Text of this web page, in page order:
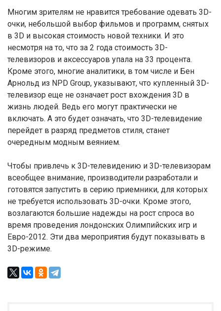
Многим зрителям не нравится требование одевать 3D-
очки, небольшой выбор фильмов и программ, снятых
в 3D и высокая стоимость новой техники. И это
несмотря на то, что за 2 года стоимость 3D-
телевизоров и аксессуаров упала на 33 процента.
Кроме этого, многие аналитики, в том числе и Бен
Арнольд из NPD Group, указывают, что купленный 3D-
телевизор еще не означает рост вхождения 3D в
жизнь людей. Ведь его могут практически не
включать. А это будет означать, что 3D-телевидение
перейдет в разряд предметов стиля, станет
очередным модным веянием.
Чтобы привлечь к 3D-телевидению и 3D-телевизорам
всеобщее внимание, производители разработали и
готовятся запустить в серию приемники, для которых
не требуется использовать 3D-очки. Кроме этого,
возлагаются большие надежды на рост спроса во
время проведения лондонских Олимпийских игр и
Евро-2012. Эти два мероприятия будут показывать в
3D-режиме.